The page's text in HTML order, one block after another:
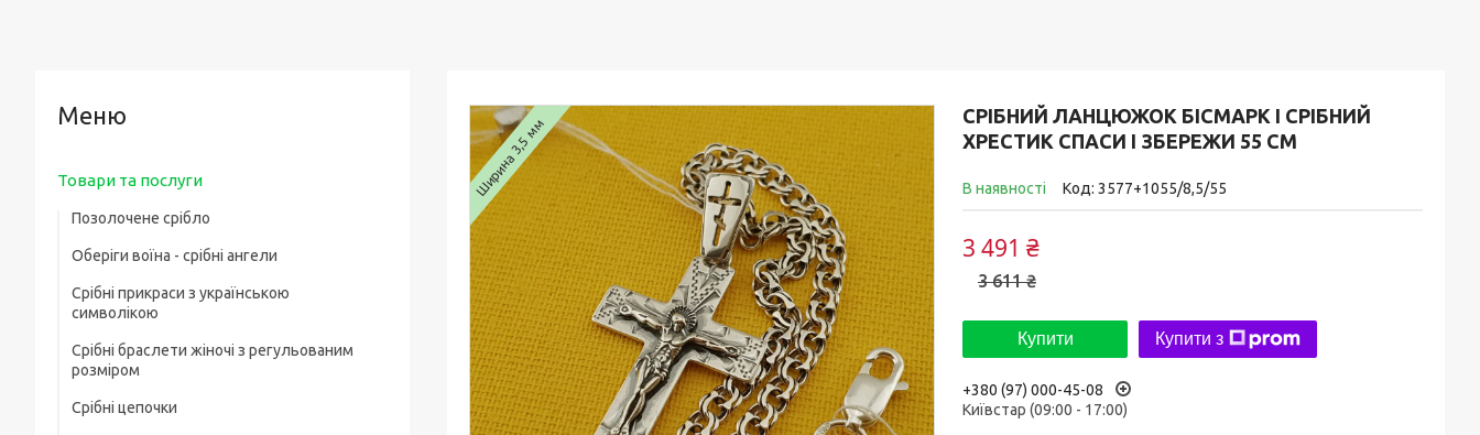
СРІБНИЙ ЛАНЦЮЖОК БІСМАРК І СРІБНИЙ
ХРЕСТИК СПАСИ І ЗБЕРЕЖИ 55 СМ
В наявності Код: 3577+1055/8,5/55
3 611 ₴
3 491 ₴
Купити Купити з
+380 (97) 000-45-08
Київстар (09:00 - 17:00)
Ширина 3,5 мм
Товари та послуги
Позолочене срібло
Оберіги воїна - срібні ангели
Срібні прикраси з українською
символікою
Срібні браслети жіночі з регульованим
розміром
Срібні цепочки